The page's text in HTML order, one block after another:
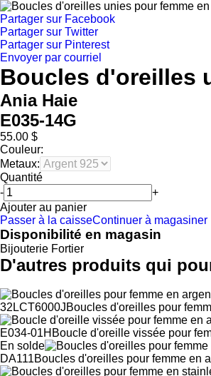
Partager sur Facebook
Partager sur Twitter
Partager sur Pinterest
Envoyer par courriel
Boucles d'oreilles
Ania Haie
E035-14G
55.00 $
Couleur:
Metaux:
Quantité
-
+
Ajouter au panier
Passer à la caisseContinuer à magasiner
Disponibilité en magasin
Bijouterie Fortier
D'autres produits qui
32LCT6000JBoucles d'oreilles pour
E034-01H Boucle d'oreille vissée pour
En solde
DA111Boucles d'oreilles pour femme en